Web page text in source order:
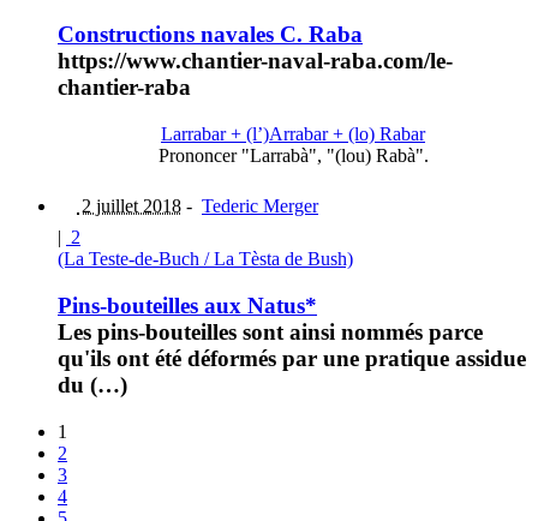
Constructions navales C. Raba
https://www.chantier-naval-raba.com/le-
chantier-raba
Larrabar + (l’)Arrabar + (lo) Rabar
Prononcer "Larrabà", "(lou) Rabà".
2 juillet 2018 - Tederic Merger
| 2
(La Teste-de-Buch / La Tèsta de Bush)
Pins-bouteilles aux Natus*
Les pins-bouteilles sont ainsi nommés parce
qu'ils ont été déformés par une pratique assidue
du (…)
1
2
3
4